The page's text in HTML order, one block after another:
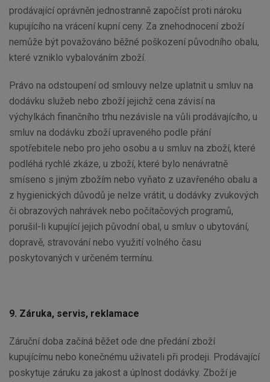
prodávající oprávněn jednostranně započíst proti nároku
kupujícího na vrácení kupní ceny. Za znehodnocení zboží
nemůže být považováno běžné poškození původního obalu,
které vzniklo vybalováním zboží.
Právo na odstoupení od smlouvy nelze uplatnit u smluv na
dodávku služeb nebo zboží jejichž cena závisí na
výchylkách finančního trhu nezávisle na vůli prodávajícího, u
smluv na dodávku zboží upraveného podle přání
spotřebitele nebo pro jeho osobu a u smluv na zboží, které
podléhá rychlé zkáze, u zboží, které bylo nenávratně
smíseno s jiným zbožím nebo vyňato z uzavřeného obalu a
z hygienických důvodů je nelze vrátit, u dodávky zvukových
či obrazových nahrávek nebo počítačových programů,
porušil-li kupující jejich původní obal, u smluv o ubytování,
dopravě, stravování nebo využití volného času
poskytovaných v určeném termínu.
9. Záruka, servis, reklamace
Záruční doba začíná běžet ode dne předání zboží
kupujícímu nebo konečnému uživateli při prodeji. Prodávající
poskytuje záruku za jakost a úplnost dodávky. Zboží je